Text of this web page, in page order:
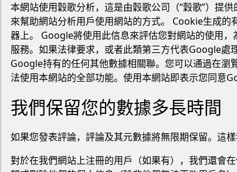
本網站使用穀歌分析，這是由穀歌公司（“穀歌”）提
來幫助網站分析用戶使用網站的方式。 Cookie生成
器上。 Google將使用此信息來評估您對網站的使用
服務。如果法律要求，或者此類第三方代表Google
Google持有的任何其他數據相關聯。您可以通過在
法使用本網站的全部功能。使用本網站即表示您同意
我們保留您的數據多長時間
如果您發表評論，評論及其元數據將無限期保留。這
對於在我們網站上注冊的用戶（如果有），我們還會